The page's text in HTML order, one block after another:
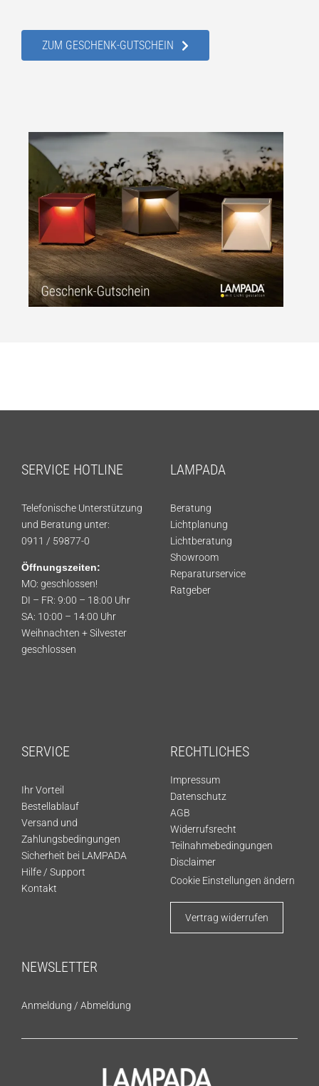
ZUM GESCHENK-GUTSCHEIN
SERVICE HOTLINE
Telefonische Unterstützung
und Beratung unter:
0911 / 59877-0
Öffnungszeiten:
MO: geschlossen!
DI – FR: 9:00 – 18:00 Uhr
SA: 10:00 – 14:00 Uhr
Weihnachten + Silvester
geschlossen
LAMPADA
Beratung
Lichtplanung
Lichtberatung
Showroom
Reparaturservice
Ratgeber
SERVICE
Ihr Vorteil
Bestellablauf
Versand und
Zahlungsbedingungen
Sicherheit bei LAMPADA
Hilfe / Support
Kontakt
RECHTLICHES
Impressum
Datenschutz
AGB
Widerrufsrecht
Teilnahmebedingungen
Disclaimer
Cookie Einstellungen ändern
Vertrag widerrufen
NEWSLETTER
Anmeldung / Abmeldung